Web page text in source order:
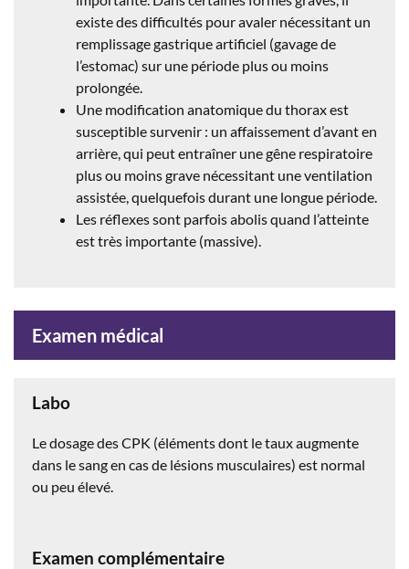
existe des difficultés pour avaler nécessitant un
remplissage gastrique artificiel (gavage de
l’estomac) sur une période plus ou moins
prolongée.
Une modification anatomique du thorax est
susceptible survenir : un affaissement d’avant en
arrière, qui peut entraîner une gêne respiratoire
plus ou moins grave nécessitant une ventilation
assistée, quelquefois durant une longue période.
Les réflexes sont parfois abolis quand l’atteinte
est très importante (massive).
Examen médical
Labo
Le dosage des CPK (éléments dont le taux augmente
dans le sang en cas de lésions musculaires) est normal
ou peu élevé.
Examen complémentaire